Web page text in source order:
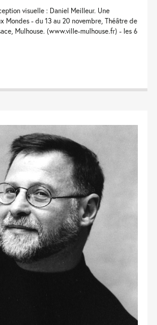
visuelle : Daniel Meilleur. Une
Mondes - du 13 au 20 novembre, Théâtre de
Mulhouse. (www.ville-mulhouse.fr) - les 6